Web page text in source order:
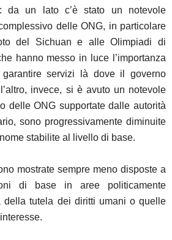
da un lato c’è stato un notevole
delle ONG, in particolare
del Sichuan e alle Olimpiadi di
hanno messo in luce l’importanza
servizi là dove il governo
invece, si è avuto un notevole
delle ONG supportate dalle autorità
sono progressivamente diminuite
stabilite al livello di base.
mostrate sempre meno disposte a
di base in aree politicamente
della tutela dei diritti umani o quelle